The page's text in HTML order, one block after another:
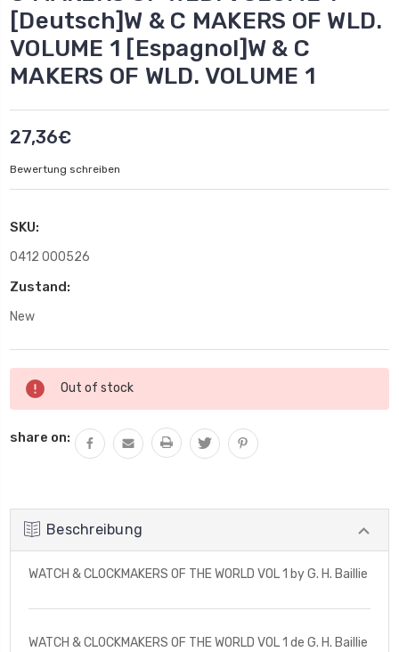
[Deutsch]W & C MAKERS OF WLD.
VOLUME 1 [Espagnol]W & C
MAKERS OF WLD. VOLUME 1
27,36€
Bewertung schreiben
SKU:
0412 000526
Zustand:
New
Aktueller
Lagerbestand:
Out of stock
share on:
Beschreibung
WATCH & CLOCKMAKERS OF THE WORLD VOL 1 by G. H. Baillie
WATCH & CLOCKMAKERS OF THE WORLD VOL 1 de G. H. Baillie